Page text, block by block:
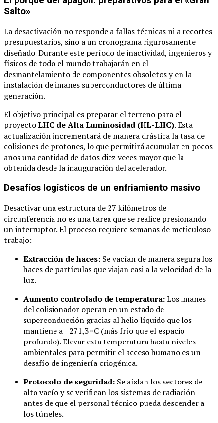
Salto»
La desactivación no responde a fallas técnicas ni a recortes
presupuestarios, sino a un cronograma rigurosamente
diseñado. Durante este período de inactividad, ingenieros y
físicos de todo el mundo trabajarán en el
desmantelamiento de componentes obsoletos y en la
instalación de imanes superconductores de última
generación.
El objetivo principal es preparar el terreno para el
proyectoLHC de Alta Luminosidad (HL-LHC). Esta
actualización incrementará de manera drástica la tasa de
colisiones de protones, lo que permitirá acumular en pocos
años una cantidad de datos diez veces mayor que la
obtenida desde la inauguración del acelerador.
Desafíos logísticos de un enfriamiento masivo
Desactivar una estructura de 27 kilómetros de
circunferencia no es una tarea que se realice presionando
un interruptor. El proceso requiere semanas de meticuloso
trabajo:
Extracción de haces: Se vacían de manera segura los
haces de partículas que viajan casi a la velocidad de la
luz.
Aumento controlado de temperatura:Los imanes
del colisionador operan en un estado de
superconducción gracias al helio líquido que los
mantiene a−271,3∘C (más frío que el espacio
profundo). Elevar esta temperatura hasta niveles
ambientales para permitir el acceso humano es un
desafío de ingeniería criogénica.
Protocolo de seguridad: Se aíslan los sectores de
alto vacío y se verifican los sistemas de radiación
antes de que el personal técnico pueda descender a
los túneles.